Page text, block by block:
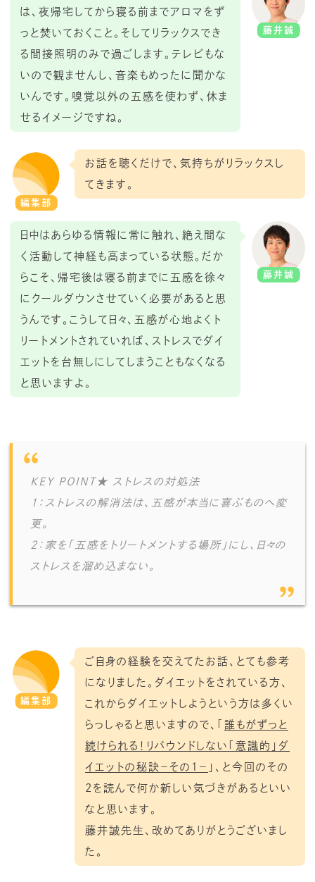
は、夜帰宅してから寝る前までアロマをず
っと焚いておくこと。そしてリラックスでき
る間接照明のみで過ごします。テレビもな
いので観ませんし、音楽もめったに聞かな
いんです。嗅覚以外の五感を使わず、休ま
せるイメージですね。
藤井誠
編集部
お話を聴くだけで、気持ちがリラックスし
てきます。
日中はあらゆる情報に常に触れ、絶え間な
く活動して神経も高まっている状態。だか
らこそ、帰宅後は寝る前までに五感を徐々
にクールダウンさせていく必要があると思
うんです。こうして日々、五感が心地よくト
リートメントされていれば、ストレスでダイ
エットを台無しにしてしまうこともなくなる
と思いますよ。
藤井誠
KEY POINT★ ストレスの対処法
1：ストレスの解消法は、五感が本当に喜ぶものへ変
更。
2：家を「五感をトリートメントする場所」にし、日々の
ストレスを溜め込まない。
編集部
ご自身の経験を交えてたお話、とても参考
になりました。ダイエットをされている方、
これからダイエットしようという方は多くい
らっしゃると思いますので、「誰もがずっと
続けられる！リバウンドしない「意識的」ダ
イエットの秘訣－その１－ 」、と今回のその
2を読んで何か新しい気づきがあるといい
なと思います。
藤井誠先生、改めてありがとうございまし
た。